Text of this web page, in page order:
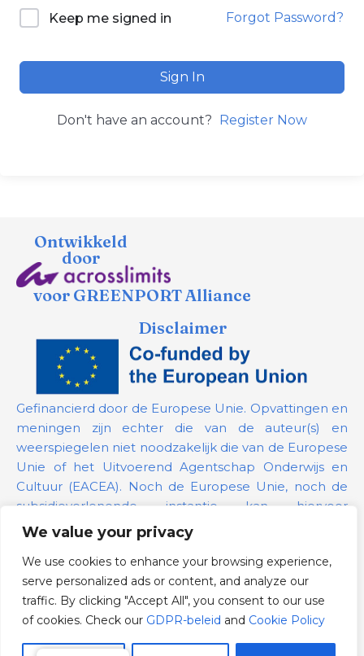
We value your privacy
We use cookies to enhance your browsing experience,
serve personalized ads or content, and analyze our
traffic. By clicking "Accept All", you consent to our use
of cookies. Check our GDPR-beleid and Cookie Policy
Keep me signed in Forgot Password?
Sign In
Don't have an account? Register Now
Ontwikkeld
door
voor GREENPORT Alliance
Disclaimer
Gefinancierd door de Europese Unie. Opvattingen en
meningen zijn echter die van de auteur(s) en
weerspiegelen niet noodzakelijk die van de Europese
Unie of het Uitvoerend Agentschap Onderwijs en
Cultuur (EACEA). Noch de Europese Unie, noch de
subsidieverlenende instantie kan hiervoor
verantwoordelijk worden gehouden.
Projectnummer: 101139879
GDPR-beleid
Cookie Policy